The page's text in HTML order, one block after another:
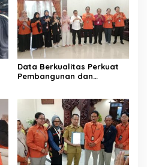
Data Berkualitas Perkuat
Pembangunan dan